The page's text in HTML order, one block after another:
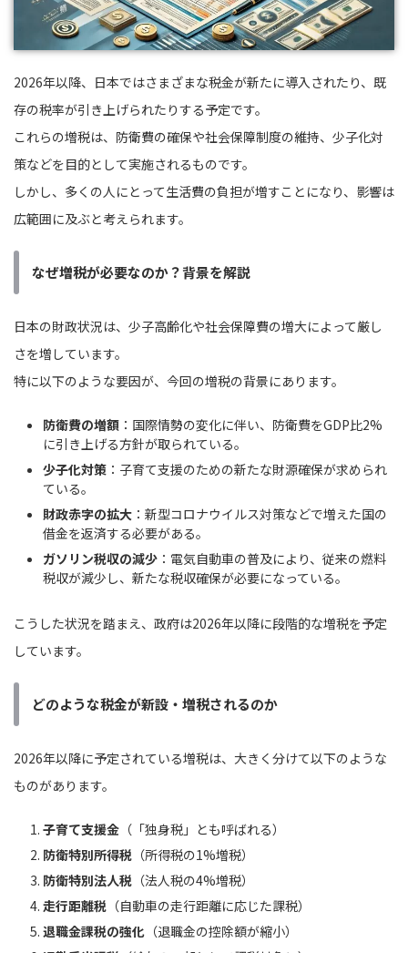
2026年以降、日本ではさまざまな税金が新たに導入されたり、既
存の税率が引き上げられたりする予定です。
これらの増税は、防衛費の確保や社会保障制度の維持、少子化対
策などを目的として実施されるものです。
しかし、多くの人にとって生活費の負担が増すことになり、影響は
広範囲に及ぶと考えられます。
なぜ増税が必要なのか？背景を解説
日本の財政状況は、少子高齢化や社会保障費の増大によって厳し
さを増しています。
特に以下のような要因が、今回の増税の背景にあります。
防衛費の増額 ：国際情勢の変化に伴い、防衛費をGDP比2%
に引き上げる方針が取られている。
少子化対策 ：子育て支援のための新たな財源確保が求められ
ている。
財政赤字の拡大 ：新型コロナウイルス対策などで増えた国の
借金を返済する必要がある。
ガソリン税収の減少 ：電気自動車の普及により、従来の燃料
税収が減少し、新たな税収確保が必要になっている。
こうした状況を踏まえ、政府は2026年以降に段階的な増税を予定
しています。
どのような税金が新設・増税されるのか
2026年以降に予定されている増税は、大きく分けて以下のような
ものがあります。
子育て支援金 （「独身税」とも呼ばれる）
防衛特別所得税 （所得税の1%増税）
防衛特別法人税 （法人税の4%増税）
走行距離税 （自動車の走行距離に応じた課税）
退職金課税の強化 （退職金の控除額が縮小）